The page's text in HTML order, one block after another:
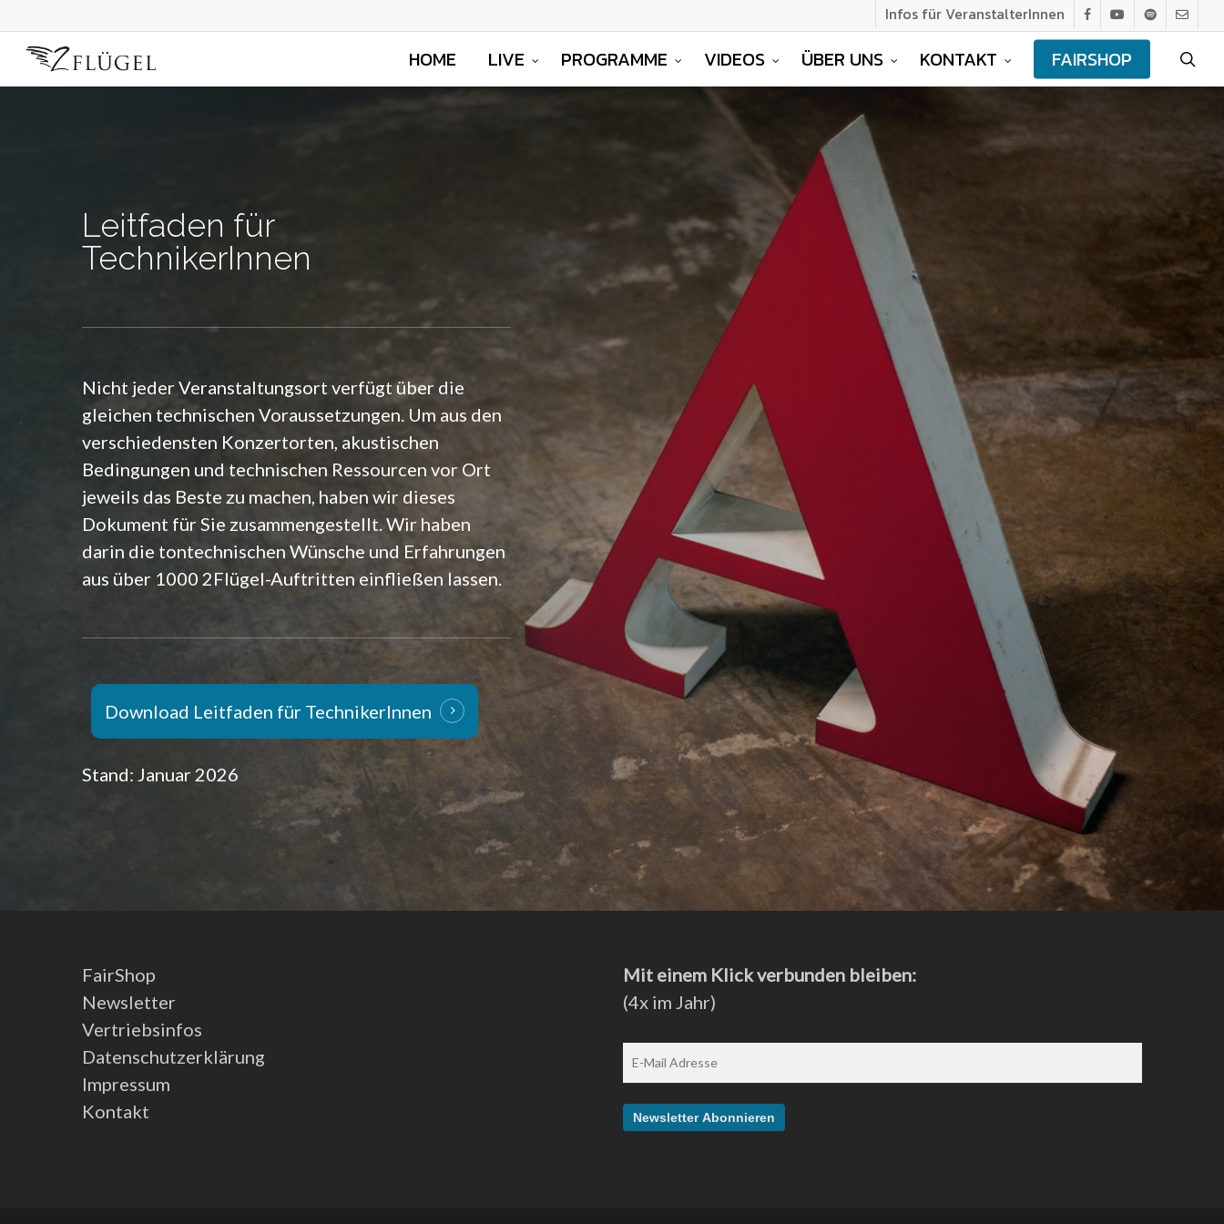
facebook
youtubespotifyemail
Infos für VeranstalterInnen
HOME LIVE PROGRAMME VIDEOS ÜBER UNS KONTAKT FAIRSHOP
Leitfaden für
TechnikerInnen
Nicht jeder Veranstaltungsort verfügt über die
gleichen technischen Voraussetzungen. Um aus den
verschiedensten Konzertorten, akustischen
Bedingungen und technischen Ressourcen vor Ort
jeweils das Beste zu machen, haben wir dieses
Dokument für Sie zusammengestellt. Wir haben
darin die tontechnischen Wünsche und Erfahrungen
aus über 1000 2Flügel-Auftritten einfließen lassen.
Download Leitfaden für TechnikerInnen
Stand: Januar 2026
FairShop
Newsletter
Vertriebsinfos
Datenschutzerklärung
Impressum
Kontakt
Mit einem Klick verbunden bleiben:
(4x im Jahr)